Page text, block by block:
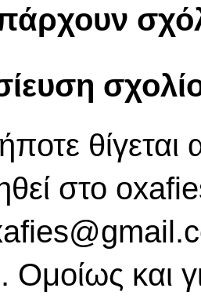
στο
Ομοίως και